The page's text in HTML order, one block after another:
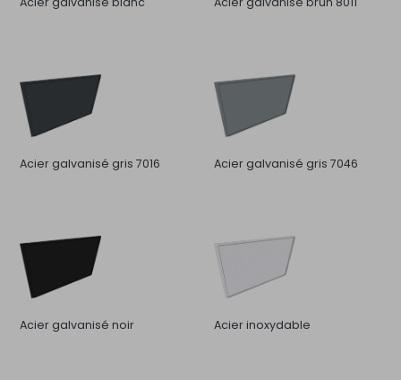
Acier galvanisé gris 7016 Acier galvanisé gris 7046
Acier galvanisé noir Acier inoxydable